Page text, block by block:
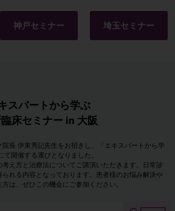
スパートから学ぶ
床セミナー in 大阪
院長 伊東秀記先生をお招きし、「エキスパートから学
て開催する運びとなりました。
え方と治療法についてご講演いただきます。日常診
れる内容となっております。患者様のお悩み解決や
は、ぜひこの機会にご参加ください。